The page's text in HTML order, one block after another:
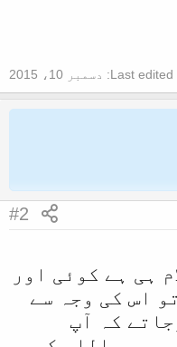
Last edited: دسمبر 10، 2015
#2
ہی ہے کوئی اور
اس کی وجہ سے
کہ آپ